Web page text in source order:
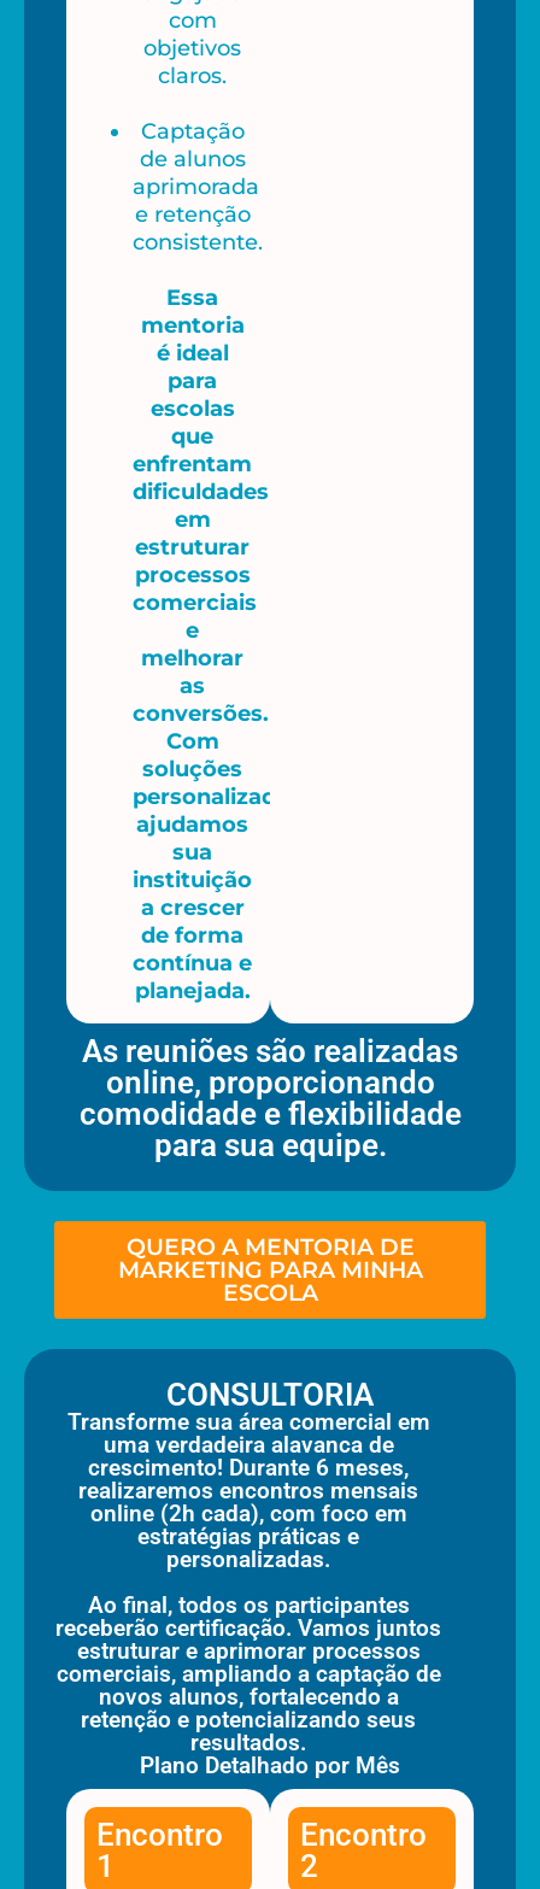
com
objetivos
claros.
Captação
de alunos
aprimorada
e retenção
consistente.
Essa
mentoria
é ideal
para
escolas
que
enfrentam
dificuldades
em
estruturar
processos
comerciais
e
melhorar
as
conversões.
Com
soluções
personalizadas,
ajudamos
sua
instituição
a crescer
de forma
contínua e
planejada.
As reuniões são realizadas
online, proporcionando
comodidade e flexibilidade
para sua equipe.
QUERO A MENTORIA DE
MARKETING PARA MINHA
ESCOLA
CONSULTORIA
Transforme sua área comercial em
uma verdadeira alavanca de
crescimento! Durante 6 meses,
realizaremos encontros mensais
online (2h cada), com foco em
estratégias práticas e
personalizadas.
Ao final, todos os participantes
receberão certificação. Vamos juntos
estruturar e aprimorar processos
comerciais, ampliando a captação de
novos alunos, fortalecendo a
retenção e potencializando seus
resultados.
Plano Detalhado por Mês
Encontro
1
Encontro
2